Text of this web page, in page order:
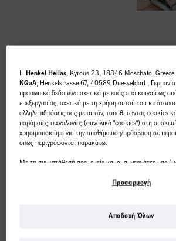
H Henkel Hellas, Kyrous 23, 18346 Moschato, Greece
KGaA, Henkelstrasse 67, 40589 Duesseldorf , Γερμανία
προσωπικά δεδομένα σχετικά με εσάς από κοινού ως
επεξεργασίας, σχετικά με τη χρήση αυτού του
αλληλεπιδράσεις σας με αυτόν, τοποθετώντας cookies
παρόμοιες τεχνολογίες (συνολικά "cookies") στη
χρησιμοποιούμε για την αποθήκευση/πρόσβαση σε
όπως περιγράφονται παρακάτω.
Με τη συγκατάθεσή σας, εμείς και οι συνεργάτες μας
δεδομένων που παραπέμπει στο υποσέλιδο, ενότητα
βελτιστοποίηση της απόδοσης αυτού του ιστότοπου,
Προσαρμογή
Αποδοχή Όλων